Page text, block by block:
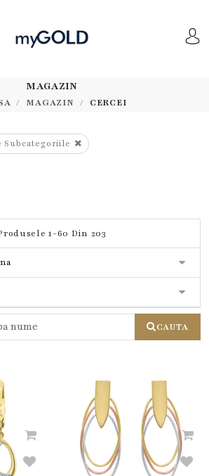
MAGAZIN
MAGAZIN CERCEI
Subcategoriile
1-60 Din 203
CAUTA